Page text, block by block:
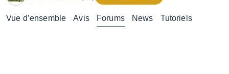
Vue d’ensemble Avis Forums News Tutoriels